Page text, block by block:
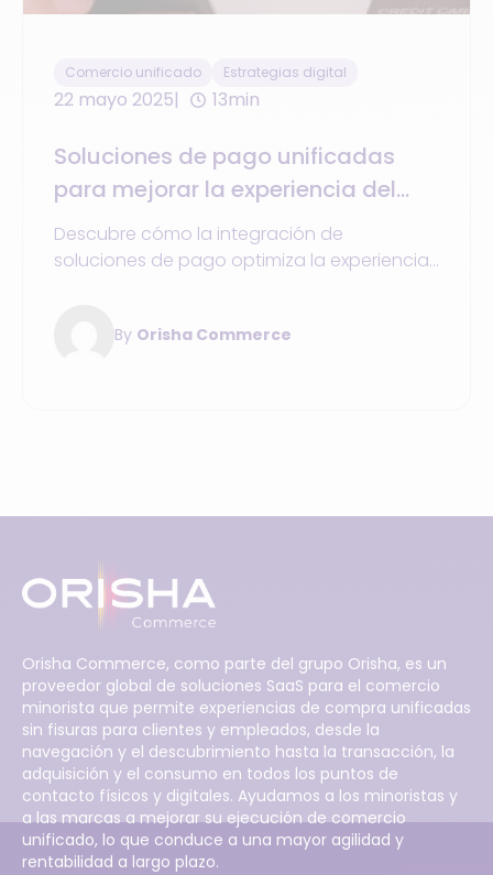
Comercio unificado Estrategias digital
22 mayo 2025 13min
Soluciones de pago unificadas
para mejorar la experiencia del
cliente tanto online como en
tienda
Descubre cómo la integración de
soluciones de pago optimiza la experiencia
unificado.
By Orisha Commerce
Orisha Commerce, como parte del grupo Orisha, es un
proveedor global de soluciones SaaS para el comercio
minorista que permite experiencias de compra unificadas
sin fisuras para clientes y empleados, desde la
navegación y el descubrimiento hasta la transacción, la
adquisición y el consumo en todos los puntos de
contacto físicos y digitales. Ayudamos a los minoristas y
a las marcas a mejorar su ejecución de comercio
unificado, lo que conduce a una mayor agilidad y
rentabilidad a largo plazo.